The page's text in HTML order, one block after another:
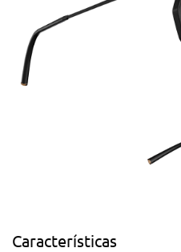
Características